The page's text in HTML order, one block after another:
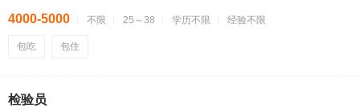
4000-5000 不限 25～38 学历不限 经验不限
包吃 包住
检验员